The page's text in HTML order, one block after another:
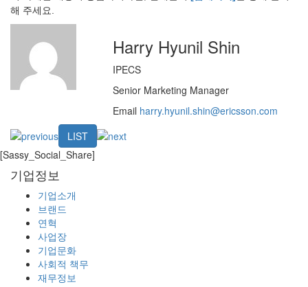
해 주세요.
Harry Hyunil Shin
IPECS
Senior Marketing Manager
Email harry.hyunil.shin@ericsson.com
LIST
[Sassy_Social_Share]
기업정보
기업소개
브랜드
연혁
사업장
기업문화
사회적 책무
재무정보